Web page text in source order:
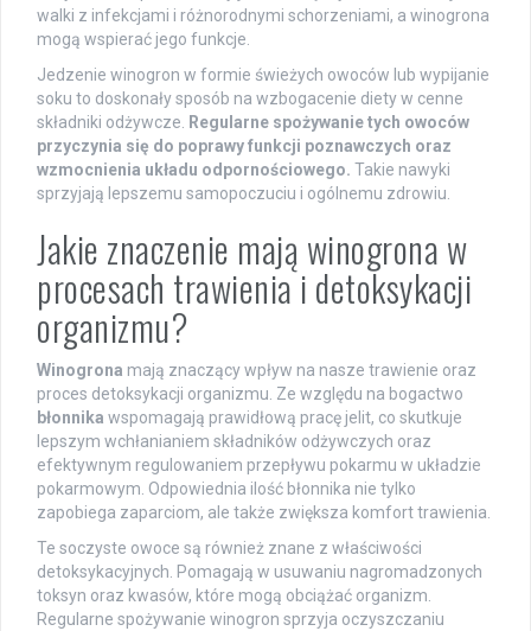
walki z infekcjami i różnorodnymi schorzeniami, a winogrona
mogą wspierać jego funkcje.
Jedzenie winogron w formie świeżych owoców lub wypijanie
soku to doskonały sposób na wzbogacenie diety w cenne
składniki odżywcze.
Regularne spożywanie tych owoców
przyczynia się do poprawy funkcji poznawczych oraz
wzmocnienia układu odpornościowego. Takie nawyki
sprzyjają lepszemu samopoczuciu i ogólnemu zdrowiu.
Jakie znaczenie mają winogrona w
procesach trawienia i detoksykacji
organizmu?
Winogrona mają znaczący wpływ na nasze trawienie oraz
proces detoksykacji organizmu. Ze względu na bogactwo
błonnika wspomagają prawidłową pracę jelit, co skutkuje
lepszym wchłanianiem składników odżywczych oraz
efektywnym regulowaniem przepływu pokarmu w układzie
pokarmowym. Odpowiednia ilość błonnika nie tylko
zapobiega zaparciom, ale także zwiększa komfort trawienia.
Te soczyste owoce są również znane z właściwości
detoksykacyjnych. Pomagają w usuwaniu nagromadzonych
toksyn oraz kwasów, które mogą obciążać organizm.
Regularne spożywanie winogron sprzyja oczyszczaniu